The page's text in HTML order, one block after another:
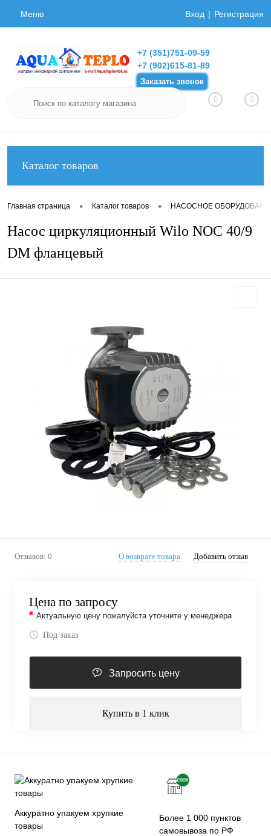
Меню Вход Регистрация
+7 (351)751-09-59
+7 (902)615-81-89
Заказать звонок
0 0
Каталог товаров
Главная страница • Каталог товаров • НАСОСНОЕ
Насос циркуляционный Wilo NOC 40/9
DM фланцевый
Отзывов: 0 О возврате товара Добавить отзыв
Цена по запросу
* Актуальную цену пожалуйста уточните у менеджера
Под заказ
Запросить цену
Купить в 1 клик
Аккуратно упакуем хрупкие
товары
Более 1 000 пунктов
самовывоза по РФ